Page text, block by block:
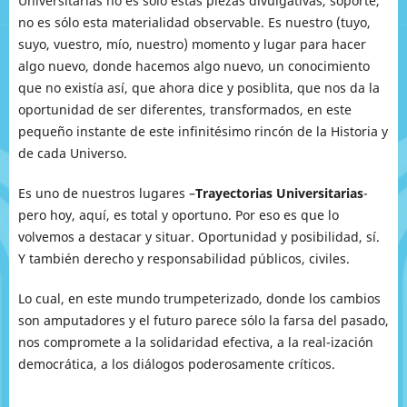
no es sólo esta materialidad observable. Es nuestro (tuyo,
suyo, vuestro, mío, nuestro) momento y lugar para hacer
algo nuevo, donde hacemos algo nuevo, un conocimiento
que no existía así, que ahora dice y posiblita, que nos da la
oportunidad de ser diferentes, transformados, en este
pequeño instante de este infinitésimo rincón de la Historia y
de cada Universo.
Es uno de nuestros lugares –Trayectorias Universitarias-
pero hoy, aquí, es total y oportuno. Por eso es que lo
volvemos a destacar y situar. Oportunidad y posibilidad, sí.
Y también derecho y responsabilidad públicos, civiles.
Lo cual, en este mundo trumpeterizado, donde los cambios
son amputadores y el futuro parece sólo la farsa del pasado,
nos compromete a la solidaridad efectiva, a la real-ización
democrática, a los diálogos poderosamente críticos.